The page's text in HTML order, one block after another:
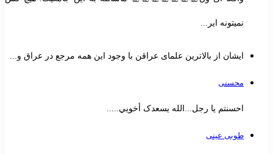
نمیتونه ایر...
ایشان از بالاترین علمای عراقن با وجود این همه مرجع در عراق و...
محسنی
احسنتم یا رجل...الله یسعدک أخويي.....
طوبی عینی